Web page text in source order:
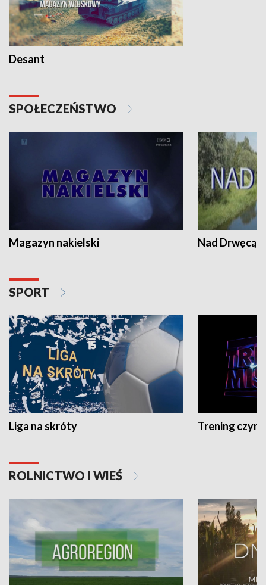
Desant
SPOŁECZEŃSTWO
Magazyn nakielski Nad Drwęcą
SPORT
Liga na skróty Trening czyni
ROLNICTWO I WIEŚ